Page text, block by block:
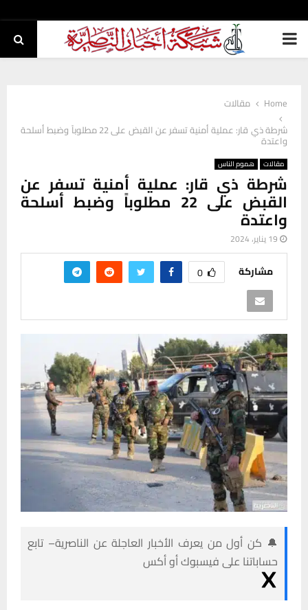
PRIMARY
Home
مقالات
شرطة ذي قار: عملية أمنية تسفر عن القبض على 22 مطلوباً وضبط أسلحة
واعتدة
مقالات هموم الناس
شرطة ذي قار: عملية أمنية تسفر عن
القبض على 22 مطلوباً وضبط أسلحة
واعتدة
19 يناير، 2024
مشاركة 0
🔔 كن أول من يعرف الأخبار العاجلة عن الناصرية– تابع
حساباتنا على فيسبوك أو أكس